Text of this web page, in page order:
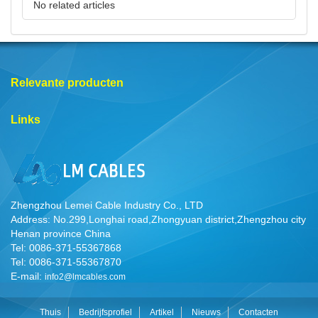
No related articles
Relevante producten
Links
Zhengzhou Lemei Cable Industry Co., LTD
Address: No.299,Longhai road,Zhongyuan district,Zhengzhou city
Henan province China
Tel: 0086-371-55367868
Tel: 0086-371-55367870
E-mail: info2@lmcables.com
Thuis Bedrijfsprofiel Artikel Nieuws Contacten